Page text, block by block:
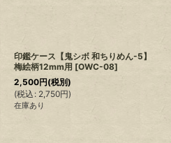
印鑑ケース【鬼シボ 和ちりめん-5】
梅絵柄12mm用 [OWC-08]
2,500円(税別)
(税込 : 2,750円)
在庫あり